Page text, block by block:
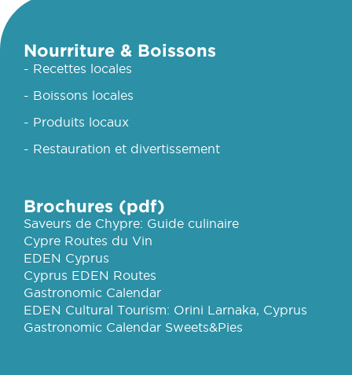
Nourriture & Boissons
- Recettes locales
- Boissons locales
- Produits locaux
- Restauration et divertissement
Brochures (pdf)
Saveurs de Chypre: Guide culinaire
Cypre Routes du Vin
EDEN Cyprus
Cyprus EDEN Routes
Gastronomic Calendar
EDEN Cultural Tourism: Orini Larnaka, Cyprus
Gastronomic Calendar Sweets&Pies